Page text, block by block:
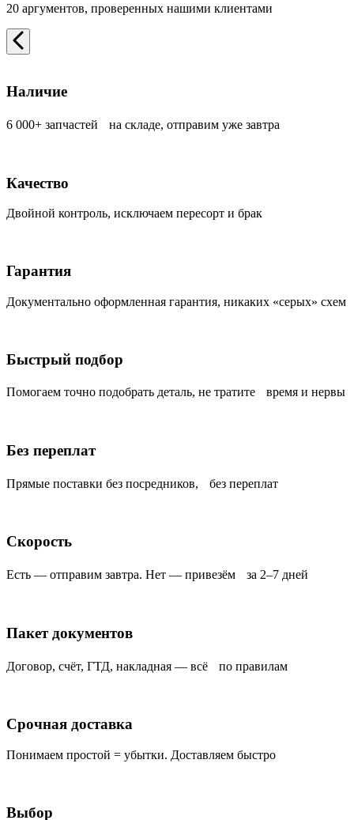
20 аргументов, проверенных нашими клиентами
Наличие
6 000+ запчастей на складе, отправим уже завтра
Качество
Двойной контроль, исключаем пересорт и брак
Гарантия
Документально оформленная гарантия, никаких «серых» схем
Быстрый подбор
Помогаем точно подобрать деталь, не тратите время и нервы
Без переплат
Прямые поставки без посредников, без переплат
Скорость
Есть — отправим завтра. Нет — привезём за 2–7 дней
Пакет документов
Договор, счёт, ГТД, накладная — всё по правилам
Срочная доставка
Понимаем простой = убытки. Доставляем быстро
Выбор